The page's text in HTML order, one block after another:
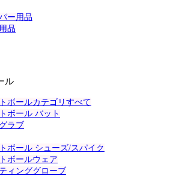
ー用品
品
ル
ボールカテゴリすべて
ボール バット
ラブ
ボール シューズ/スパイク
ボールウェア
ィンググローブ